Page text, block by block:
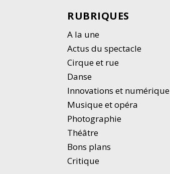
RUBRIQUES
A la une
Actus du spectacle
Cirque et rue
Danse
Innovations et numérique
Musique et opéra
Photographie
Théâtre
Bons plans
Critique